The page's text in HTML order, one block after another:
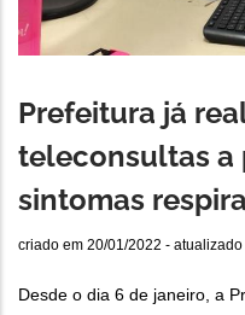
Prefeitura já
teleconsultas a
sintomas
criado em 20/01/2022 - atualizado
Desde o dia 6 de janeiro, a